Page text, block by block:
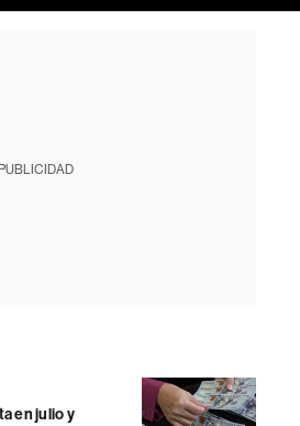
PUBLICIDAD
en julio y